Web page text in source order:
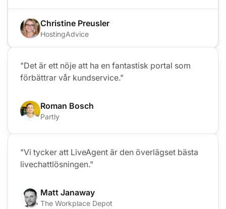
Christine Preusler
HostingAdvice
"Det är ett nöje att ha en fantastisk portal som
förbättrar vår kundservice."
Roman Bosch
Partly
"Vi tycker att LiveAgent är den överlägset bästa
livechattlösningen."
Matt Janaway
The Workplace Depot